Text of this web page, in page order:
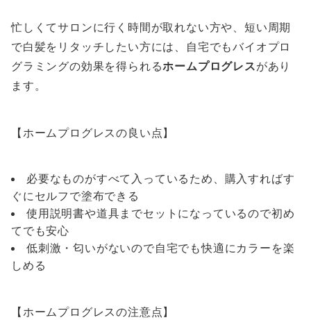
忙しくてサロンに行く時間が取れない方や、短い周期
で白髪をリタッチしたい方には、自宅でもバイオプロ
グラミングの効果を得られるホームプログレスがあり
ます。
【ホームプログレスの良い点】
必要なものがすべて入っているため、購入すればす
ぐにセルフで塗布できる
使用説明書や道具までセットになっているので初め
てでも安心
低刺激・匂いがないので自宅でも快適にカラーを楽
しめる
【ホームプログレスの注意点】